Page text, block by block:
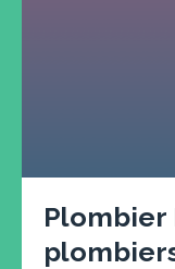
Plombier